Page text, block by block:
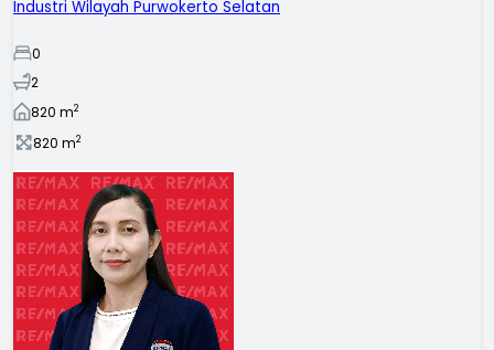
Industri Wilayah Purwokerto Selatan
0
2
820 m2
820 m2